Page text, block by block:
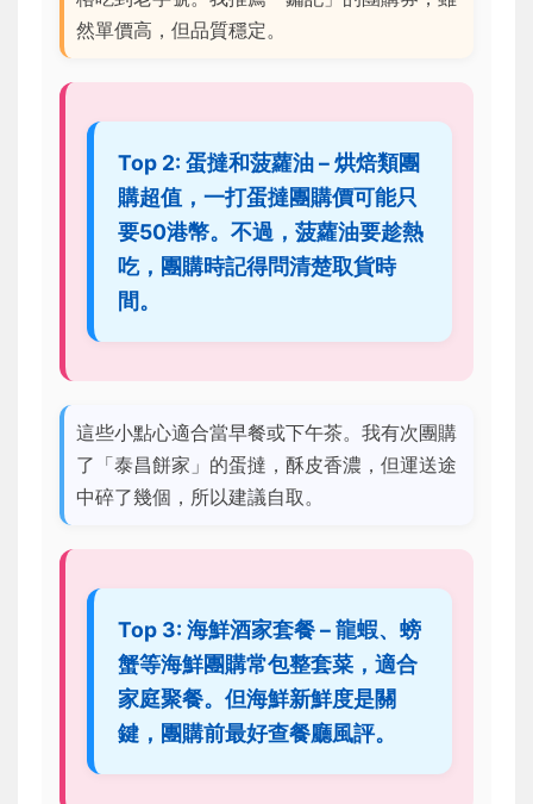
然單價高，但品質穩定。
Top 2: 蛋撻和菠蘿油 – 烘焙類團
購超值，一打蛋撻團購價可能只
要50港幣。不過，菠蘿油要趁熱
吃，團購時記得問清楚取貨時
間。
這些小點心適合當早餐或下午茶。我有次團購
了「泰昌餅家」的蛋撻，酥皮香濃，但運送途
中碎了幾個，所以建議自取。
Top 3: 海鮮酒家套餐 – 龍蝦、螃
蟹等海鮮團購常包整套菜，適合
家庭聚餐。但海鮮新鮮度是關
鍵，團購前最好查餐廳風評。